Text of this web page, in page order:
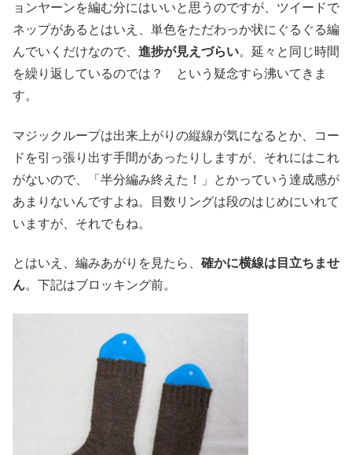
ョンヤーンを編む分にはいいと思うのですが、ツイードで
ネップがあるとはいえ、単色をただわっか状にぐるぐる編
んでいくだけなので、 進捗が見えづらい。延々と同じ時間
を繰り返しているのでは？ という疑念すら沸いてきま
す。
マジックループは出来上がりの縦線が気になるとか、コー
ドを引っ張り出す手間があったりしますが、それにはこれ
がないので、「半分編み終えた！」とかっていう達成感が
あまりないんですよね。目数リングは段のはじめにいれて
いますが、それでもね。
とはいえ、編みあがりを見たら、 確かに横線は目立ちませ
ん。下記はブロッキング前。